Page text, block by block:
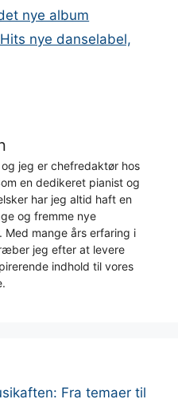
nye album
nye danselabel,
jeg er chefredaktør hos
en dedikeret pianist og
har jeg altid haft en
og fremme nye
Med mange års erfaring i
jeg efter at levere
indhold til vores
Fra temaer til